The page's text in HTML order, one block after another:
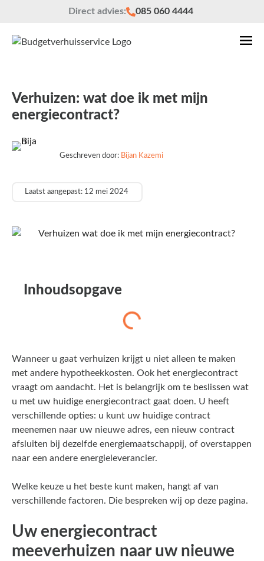
Direct advies: 085 060 4444
Verhuizen: wat doe ik met mijn
energiecontract?
Geschreven door: Bijan Kazemi
Laatst aangepast: 12 mei 2024
Inhoudsopgave
Wanneer u gaat verhuizen krijgt u niet alleen te maken
met andere hypotheekkosten. Ook het energiecontract
vraagt om aandacht. Het is belangrijk om te beslissen wat
u met uw huidige energiecontract gaat doen. U heeft
verschillende opties: u kunt uw huidige contract
meenemen naar uw nieuwe adres, een nieuw contract
afsluiten bij dezelfde energiemaatschappij, of overstappen
naar een andere energieleverancier.
Welke keuze u het beste kunt maken, hangt af van
verschillende factoren. Die bespreken wij op deze pagina.
Uw energiecontract
meeverhuizen naar uw nieuwe